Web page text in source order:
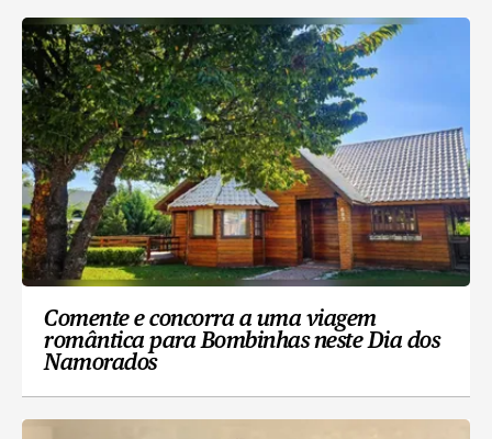
Comente e concorra a uma viagem
romântica para Bombinhas neste Dia dos
Namorados